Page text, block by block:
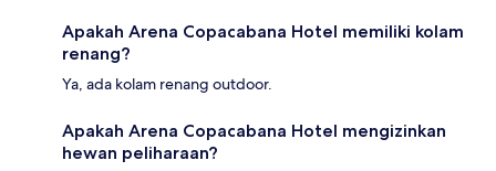
Apakah Arena Copacabana Hotel memiliki kolam
renang?
Ya, ada kolam renang outdoor.
Apakah Arena Copacabana Hotel mengizinkan
hewan peliharaan?